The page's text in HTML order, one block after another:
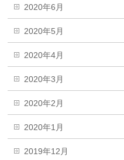
2020年6月
2020年5月
2020年4月
2020年3月
2020年2月
2020年1月
2019年12月